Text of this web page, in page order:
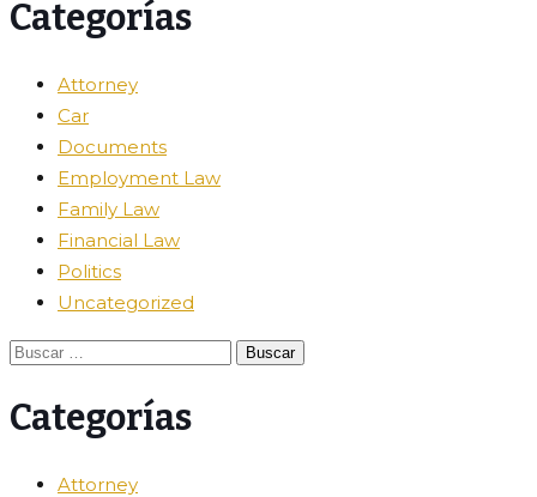
Categorías
Attorney
Car
Documents
Employment Law
Family Law
Financial Law
Politics
Uncategorized
Buscar:
Categorías
Attorney